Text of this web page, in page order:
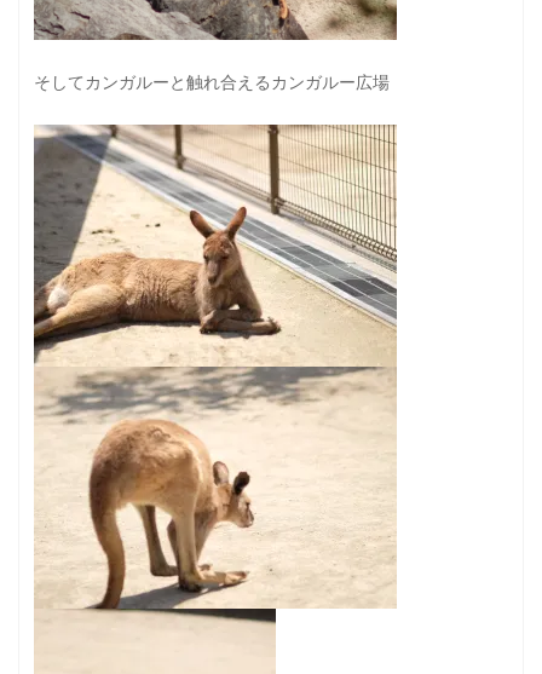
そしてカンガルーと触れ合えるカンガルー広場